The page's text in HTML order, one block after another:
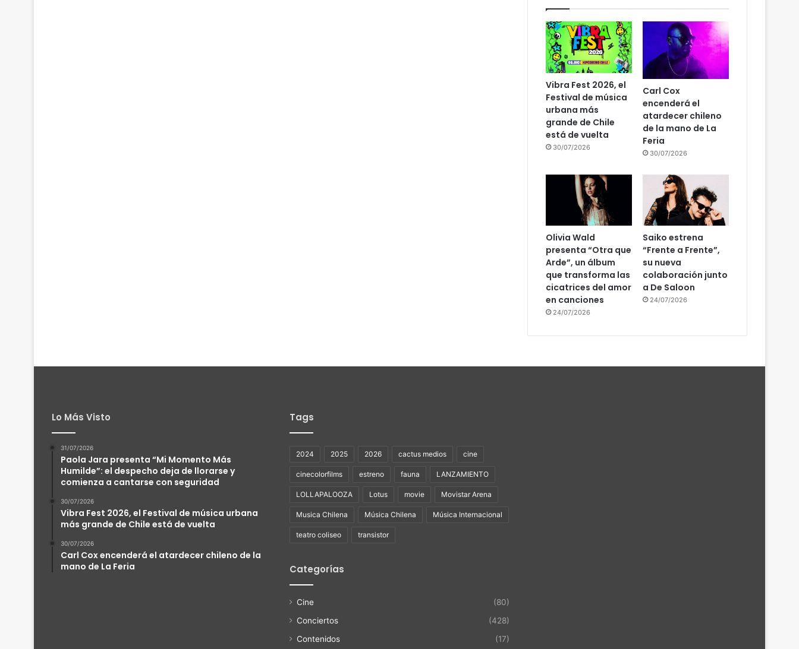
Vibra Fest 2026, el
Festival de música
urbana más
grande de Chile
está de vuelta
30/07/2026
Carl Cox
encenderá el
atardecer chileno
de la mano de La
Feria
30/07/2026
Olivia Wald
presenta “Otra que
Arde”, un álbum
que transforma las
cicatrices del amor
en canciones
24/07/2026
Saiko estrena
“Frente a Frente”,
su nueva
colaboración junto
a De Saloon
24/07/2026
Lo Más Visto
31/07/2026
Paola Jara presenta “Mi Momento Más
Humilde”: el despecho deja de llorarse y
comienza a cantarse con seguridad
30/07/2026
Vibra Fest 2026, el Festival de música urbana
más grande de Chile está de vuelta
30/07/2026
Carl Cox encenderá el atardecer chileno de la
mano de La Feria
Tags
2024 2025 2026 cactus medios cine
cinecolorfilms estreno fauna LANZAMIENTO
LOLLAPALOOZA Lotus movie Movistar Arena
Musica Chilena Música Chilena Música Internacional
teatro coliseo transistor
Categorías
Cine
(80)
Conciertos
(428)
Contenidos
(17)